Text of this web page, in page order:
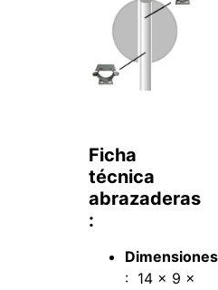
Ficha
técnica
abrazaderas
:
Dimensiones
: 14 x 9 x